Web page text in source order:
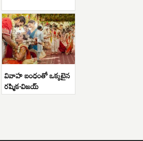
వివాహ బంధంతో ఒక్కటైన
రష్మిక-విజయ్